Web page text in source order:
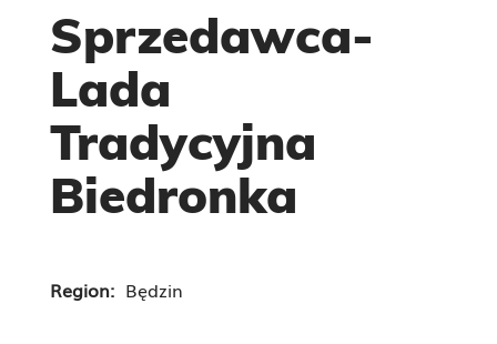
Sprzedawca-
Lada
Tradycyjna
Biedronka
Region: Będzin